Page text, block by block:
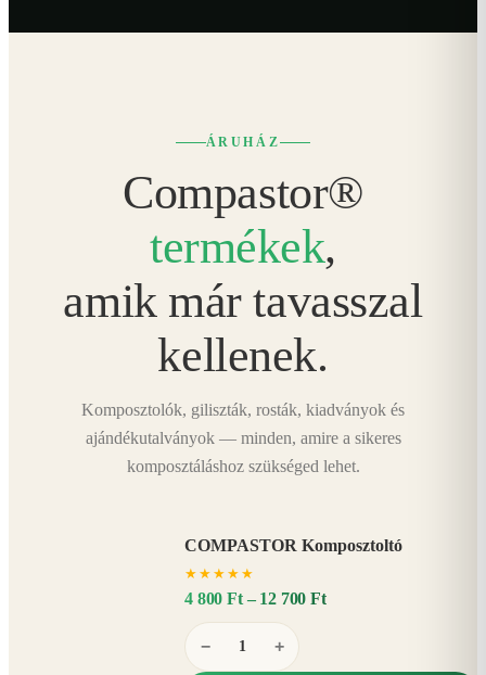
ÁRUHÁZ
Compastor®
termékek,
amik már tavasszal
kellenek.
Komposztolók, giliszták, rosták, kiadványok és
ajándékutalványok — minden, amire a sikeres
komposztáláshoz szükséged lehet.
COMPASTOR Komposztoltó
★ ★ ★ ★ ★
4 800 Ft – 12 700 Ft
− +